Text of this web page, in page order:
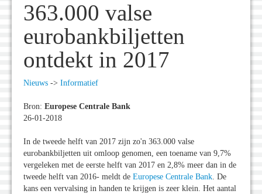
363.000 valse
eurobankbiljetten
ontdekt in 2017
Nieuws -> Informatief
Bron: Europese Centrale Bank
26-01-2018
In de tweede helft van 2017 zijn zo'n 363.000 valse
eurobankbiljetten uit omloop genomen, een toename van 9,7%
vergeleken met de eerste helft van 2017 en 2,8% meer dan in de
tweede helft van 2016- meldt de Europese Centrale Bank. De
kans een vervalsing in handen te krijgen is zeer klein. Het aantal